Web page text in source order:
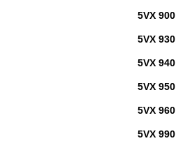
5VX 900
5VX 930
5VX 940
5VX 950
5VX 960
5VX 990